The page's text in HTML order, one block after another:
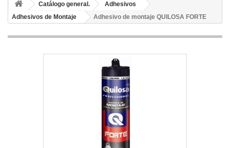
Catálogo general.
Adhesivos
Adhesivos de Montaje
Adhesivo de montaje QUILOSA FORTE